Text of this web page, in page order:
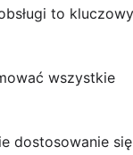
to kluczowy
wszystkie
dostosowanie